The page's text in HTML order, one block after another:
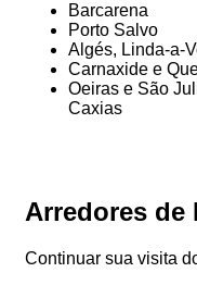
Barcarena
Porto Salvo
Algés, Linda-a-
Carnaxide e
Oeiras e São
Caxias
Arredores de
Continuar sua visita